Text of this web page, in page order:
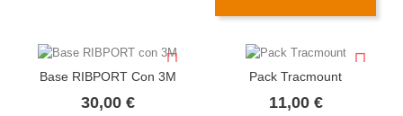
Base RIBPORT Con 3M
30,00 €Precio
Pack Tracmount
11,00 €Precio